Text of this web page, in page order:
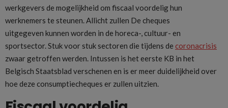
werkgevers de mogelijkheid om fiscaal voordelig hun
werknemers te steunen. Allicht zullen De cheques
uitgegeven kunnen worden in de horeca-, cultuur- en
sportsector. Stuk voor stuk sectoren die tijdens de coronacrisis
zwaar getroffen werden. Intussen is het eerste KB in het
Belgisch Staatsblad verschenen en is er meer duidelijkheid over
hoe deze consumptiecheques er zullen uitzien.